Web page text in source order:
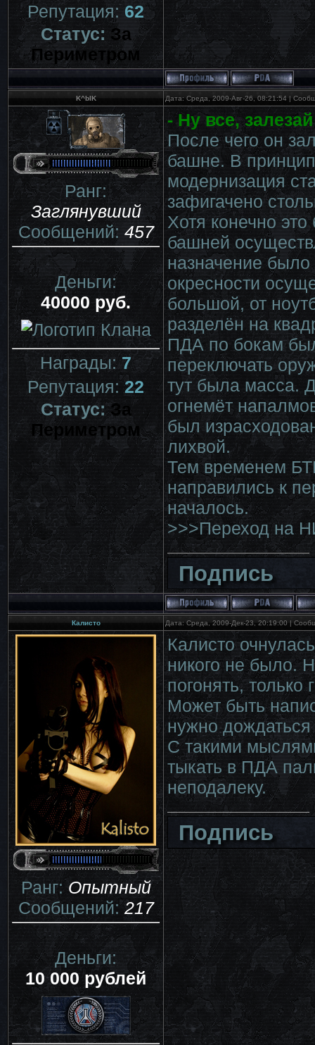
Репутация:62
Статус:За
Периметром
K^bIK Дата: Среда, 2009-Авг-26, 08:21:54 |
Ранг:
Заглянувший
Сообщений:457
Деньги:
40000 руб.
Награды:7
Репутация:22
Статус:За
Периметром
- Ну все,
После чего он
башне. В
модернизация
зафигачено
Хотя конечно
башней
назначение
окресности
большой, от
разделён на
ПДА по бокам
переключать
тут была масса.
огнемёт
был
лихвой.
Тем временем
направились к
началось.
>>>Переход на
Подпись
Калисто Дата: Среда, 2009-Дек-23, 20:19:00 |
Ранг:Опытный
Сообщений:217
Деньги:
10 000 рублей
Калисто
никого не было.
погонять, только
Может быть
нужно дождаться
С такими
тыкать в ПДА
неподалеку.
Подпись